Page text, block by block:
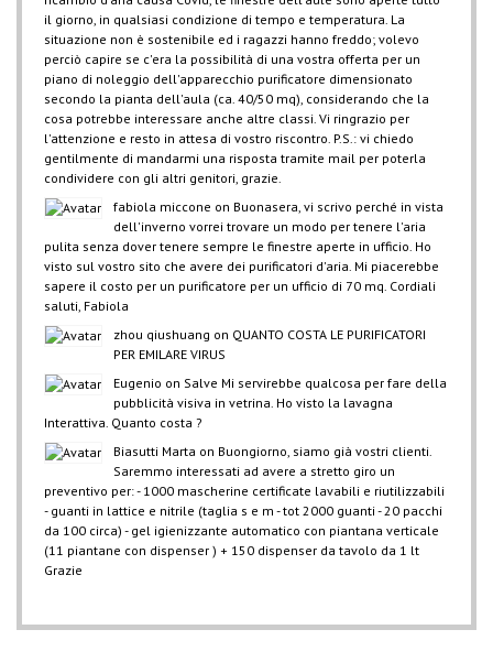
il giorno, in qualsiasi condizione di tempo e temperatura. La
situazione non è sostenibile ed i ragazzi hanno freddo; volevo
perciò capire se c'era la possibilità di una vostra offerta per un
piano di noleggio dell'apparecchio purificatore dimensionato
secondo la pianta dell'aula (ca. 40/50 mq), considerando che la
cosa potrebbe interessare anche altre classi. Vi ringrazio per
l'attenzione e resto in attesa di vostro riscontro. P.S.: vi chiedo
gentilmente di mandarmi una risposta tramite mail per poterla
condividere con gli altri genitori, grazie.
fabiola miccone on Buonasera, vi scrivo perché in vista
dell'inverno vorrei trovare un modo per tenere l'aria
pulita senza dover tenere sempre le finestre aperte in ufficio. Ho
visto sul vostro sito che avere dei purificatori d'aria. Mi piacerebbe
sapere il costo per un purificatore per un ufficio di 70 mq. Cordiali
saluti, Fabiola
zhou qiushuang on QUANTO COSTA LE PURIFICATORI
PER EMILARE VIRUS
Eugenio on Salve Mi servirebbe qualcosa per fare della
pubblicità visiva in vetrina. Ho visto la lavagna
Interattiva. Quanto costa ?
Biasutti Marta on Buongiorno, siamo già vostri clienti.
Saremmo interessati ad avere a stretto giro un
preventivo per: - 1000 mascherine certificate lavabili e riutilizzabili
- guanti in lattice e nitrile (taglia s e m - tot 2000 guanti - 20 pacchi
da 100 circa) - gel igienizzante automatico con piantana verticale
(11 piantane con dispenser ) + 150 dispenser da tavolo da 1 lt
Grazie